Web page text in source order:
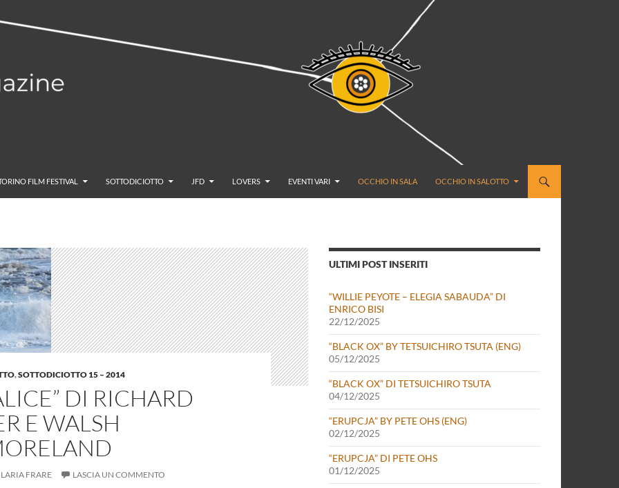
FILM FESTIVAL SOTTODICIOTTO JFD LOVERS EVENTI VARI OCCHIO IN SALA OCCHIO IN SALOTTO
,SOTTODICIOTTO 15 – 2014
DI RICHARD
E WALSH
FRARE LASCIA UN COMMENTO
ULTIMI POST INSERITI
“WILLIE PEYOTE – ELEGIA SABAUDA” DI
ENRICO BISI
22/12/2025
“BLACK OX” BY TETSUICHIRO TSUTA (ENG)
05/12/2025
“BLACK OX” DI TETSUICHIRO TSUTA
04/12/2025
“ERUPCJA” BY PETE OHS (ENG)
02/12/2025
“ERUPCJA” DI PETE OHS
01/12/2025